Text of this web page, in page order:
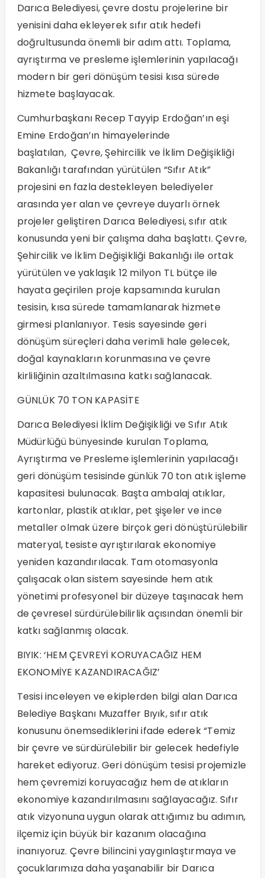
Darıca Belediyesi, çevre dostu projelerine bir
yenisini daha ekleyerek sıfır atık hedefi
doğrultusunda önemli bir adım attı. Toplama,
ayrıştırma ve presleme işlemlerinin yapılacağı
modern bir geri dönüşüm tesisi kısa sürede
hizmete başlayacak.
Cumhurbaşkanı Recep Tayyip Erdoğan’ın eşi
Emine Erdoğan’ın himayelerinde
başlatılan, Çevre, Şehircilik ve İklim Değişikliği
Bakanlığı tarafından yürütülen “Sıfır Atık”
projesini en fazla destekleyen belediyeler
arasında yer alan ve çevreye duyarlı örnek
projeler geliştiren Darıca Belediyesi, sıfır atık
konusunda yeni bir çalışma daha başlattı. Çevre,
Şehircilik ve İklim Değişikliği Bakanlığı ile ortak
yürütülen ve yaklaşık 12 milyon TL bütçe ile
hayata geçirilen proje kapsamında kurulan
tesisin, kısa sürede tamamlanarak hizmete
girmesi planlanıyor. Tesis sayesinde geri
dönüşüm süreçleri daha verimli hale gelecek,
doğal kaynakların korunmasına ve çevre
kirliliğinin azaltılmasına katkı sağlanacak.
GÜNLÜK 70 TON KAPASİTE
Darıca Belediyesi İklim Değişikliği ve Sıfır Atık
Müdürlüğü bünyesinde kurulan Toplama,
Ayrıştırma ve Presleme işlemlerinin yapılacağı
geri dönüşüm tesisinde günlük 70 ton atık işleme
kapasitesi bulunacak. Başta ambalaj atıklar,
kartonlar, plastik atıklar, pet şişeler ve ince
metaller olmak üzere birçok geri dönüştürülebilir
materyal, tesiste ayrıştırılarak ekonomiye
yeniden kazandırılacak. Tam otomasyonla
çalışacak olan sistem sayesinde hem atık
yönetimi profesyonel bir düzeye taşınacak hem
de çevresel sürdürülebilirlik açısından önemli bir
katkı sağlanmış olacak.
BIYIK: ‘HEM ÇEVREYİ KORUYACAĞIZ HEM
EKONOMİYE KAZANDIRACAĞIZ’
Tesisi inceleyen ve ekiplerden bilgi alan Darıca
Belediye Başkanı Muzaffer Bıyık, sıfır atık
konusunu önemsediklerini ifade ederek “Temiz
bir çevre ve sürdürülebilir bir gelecek hedefiyle
hareket ediyoruz. Geri dönüşüm tesisi projemizle
hem çevremizi koruyacağız hem de atıkların
ekonomiye kazandırılmasını sağlayacağız. Sıfır
atık vizyonuna uygun olarak attığımız bu adımın,
ilçemiz için büyük bir kazanım olacağına
inanıyoruz. Çevre bilincini yaygınlaştırmaya ve
çocuklarımıza daha yaşanabilir bir Darıca